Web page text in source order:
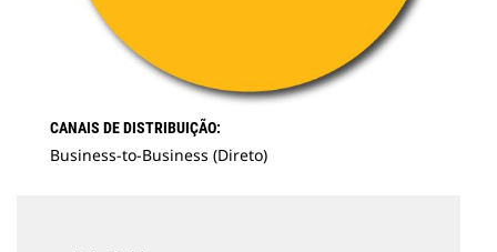
CANAIS DE DISTRIBUIÇÃO:
Business-to-Business (Direto)